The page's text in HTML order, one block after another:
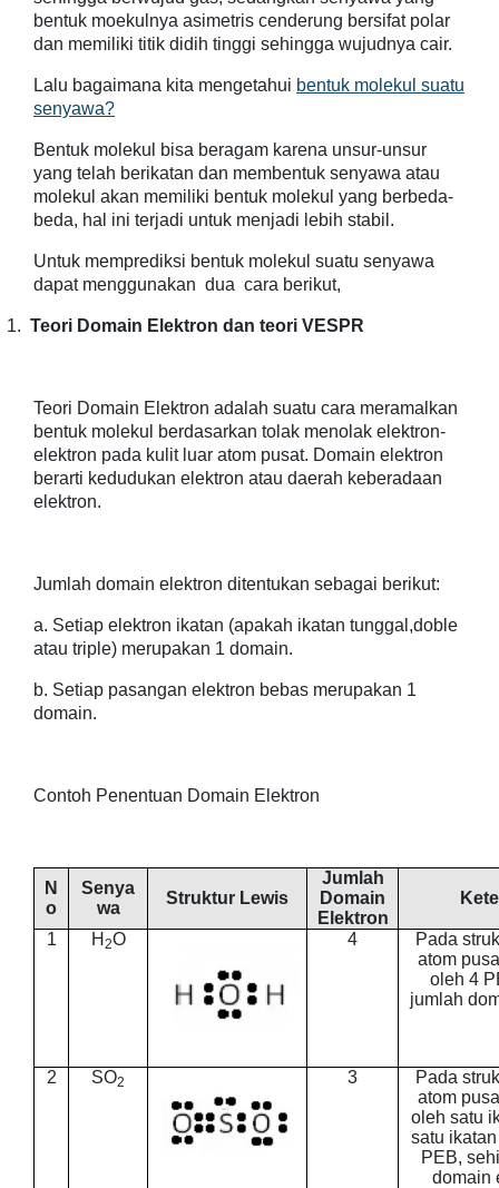
bentuk moekulnya asimetris cenderung bersifat polar
dan memiliki titik didih tinggi sehingga wujudnya cair.
Lalu bagaimana kita mengetahui bentuk molekul suatu
senyawa?
Bentuk molekul bisa beragam karena unsur-unsur
yang telah berikatan dan membentuk senyawa atau
molekul akan memiliki bentuk molekul yang berbeda-
beda, hal ini terjadi untuk menjadi lebih stabil.
Untuk memprediksi bentuk molekul suatu senyawa
dapat menggunakan dua cara berikut,
1. Teori Domain Elektron dan teori VESPR
Teori Domain Elektron adalah suatu cara meramalkan
bentuk molekul berdasarkan tolak menolak elektron-
elektron pada kulit luar atom pusat. Domain elektron
berarti kedudukan elektron atau daerah keberadaan
elektron.
Jumlah domain elektron ditentukan sebagai berikut:
a. Setiap elektron ikatan (apakah ikatan tunggal,doble
atau triple) merupakan 1 domain.
b. Setiap pasangan elektron bebas merupakan 1
domain.
Contoh Penentuan Domain Elektron
N
o
Senya
wa
Struktur Lewis
Jumlah
Domain
Elektron
1 H 2O 4
Pada
atom
oleh 4
jumlah
2 SO2 3
Pada
atom
oleh satu
satu
PEB,
domain